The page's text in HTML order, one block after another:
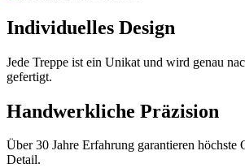
Individuelles Design
Jede Treppe ist ein Unikat und wird genau
gefertigt.
Handwerkliche Präzision
Über 30 Jahre Erfahrung garantieren höchste
Detail.